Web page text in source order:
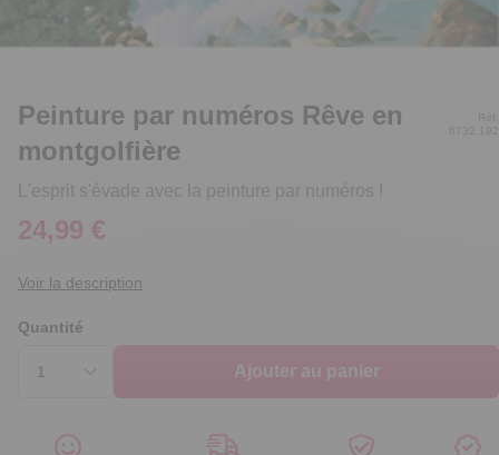
Peinture par numéros Rêve en
montgolfière
L'esprit s'évade avec la peinture par numéros !
Réf.
6732.192
24,99 €
Voir la description
Quantité
Ajouter au panier